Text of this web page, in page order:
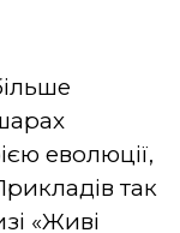
еволюції,
так
«Живі